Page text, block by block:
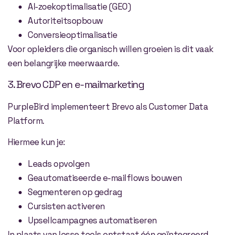
AI-zoekoptimalisatie (GEO)
Autoriteitsopbouw
Conversieoptimalisatie
Voor opleiders die organisch willen groeien is dit vaak
een belangrijke meerwaarde.
3. Brevo CDP en e-mailmarketing
PurpleBird implementeert Brevo als Customer Data
Platform.
Hiermee kun je:
Leads opvolgen
Geautomatiseerde e-mailflows bouwen
Segmenteren op gedrag
Cursisten activeren
Upsellcampagnes automatiseren